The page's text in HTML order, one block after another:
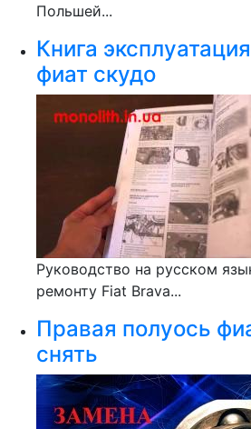
Польшей...
Книга
фиат скудо
Руководство на русском
ремонту Fiat Brava...
Правая полуось
снять